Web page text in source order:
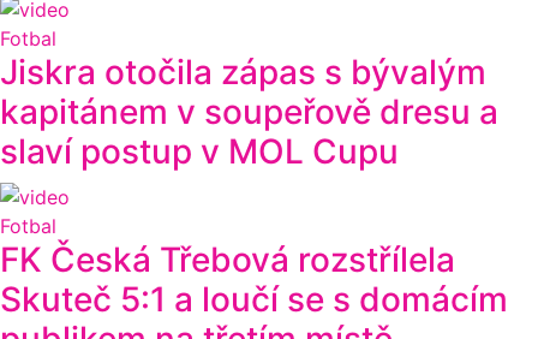
Fotbal
Jiskra otočila zápas s bývalým
kapitánem v soupeřově dresu a
slaví postup v MOL Cupu
Fotbal
FK Česká Třebová rozstřílela
Skuteč 5:1 a loučí se s domácím